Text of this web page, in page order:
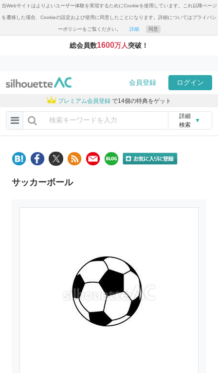
当Webサイトはよりよいユーザー体験を実現するためにCookieを使用しています。これ以降ページ
を遷移した場合、Cookieの設定および使用に同意したことになります。詳細についてはプライバシ
ーポリシーをご覧ください。 詳細 同意
総会員数1600万人突破！
会員登録 ログイン
プレミアム会員登録 で14個の特典をゲット
詳細
検索
▼
サッカーボール